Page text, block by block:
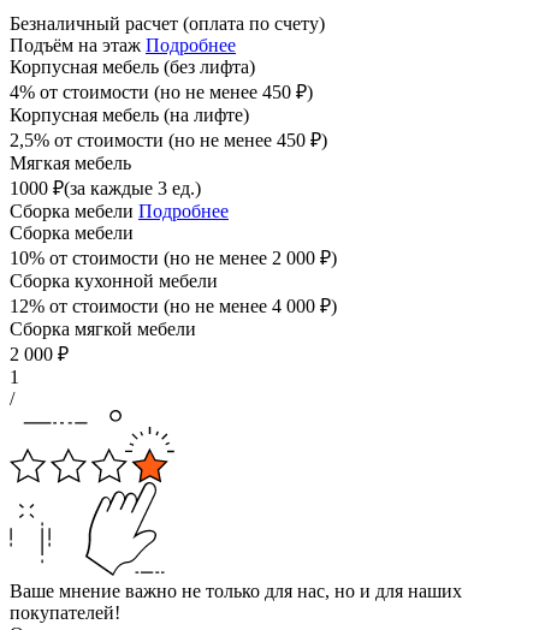
Безналичный расчет (оплата по счету)
Подъём на этаж Подробнее
Корпусная мебель (без лифта)
4% от стоимости (но не менее 450 ₽)
Корпусная мебель (на лифте)
2,5% от стоимости (но не менее 450 ₽)
Мягкая мебель
1000 ₽(за каждые 3 ед.)
Сборка мебели Подробнее
Сборка мебели
10% от стоимости (но не менее 2 000 ₽)
Сборка кухонной мебели
12% от стоимости (но не менее 4 000 ₽)
Сборка мягкой мебели
2 000 ₽
1
/
Ваше мнение важно не только для нас, но и для наших
покупателей!